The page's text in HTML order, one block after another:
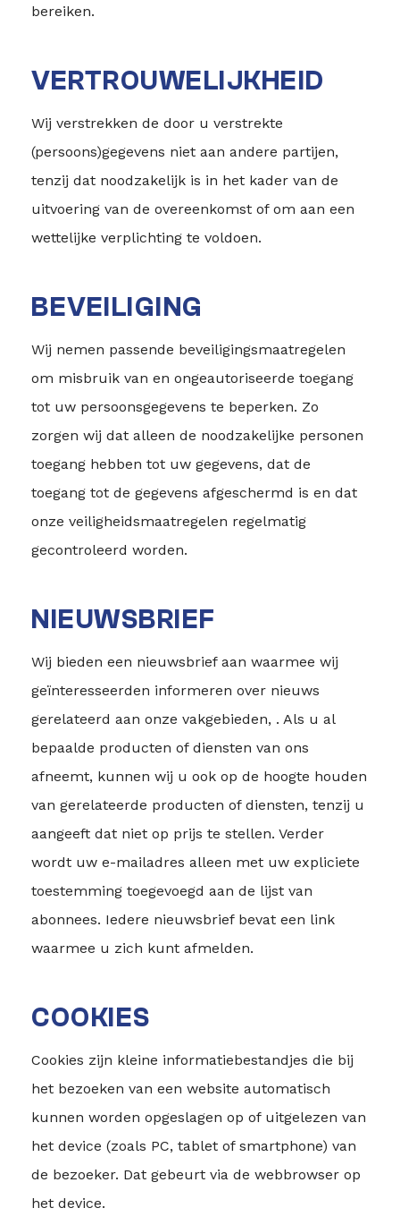
bereiken.
VERTROUWELIJKHEID
Wij verstrekken de door u verstrekte
(persoons)gegevens niet aan andere partijen,
tenzij dat noodzakelijk is in het kader van de
uitvoering van de overeenkomst of om aan een
wettelijke verplichting te voldoen.
BEVEILIGING
Wij nemen passende beveiligingsmaatregelen
om misbruik van en ongeautoriseerde toegang
tot uw persoonsgegevens te beperken. Zo
zorgen wij dat alleen de noodzakelijke personen
toegang hebben tot uw gegevens, dat de
toegang tot de gegevens afgeschermd is en dat
onze veiligheidsmaatregelen regelmatig
gecontroleerd worden.
NIEUWSBRIEF
Wij bieden een nieuwsbrief aan waarmee wij
geïnteresseerden informeren over nieuws
gerelateerd aan onze vakgebieden, . Als u al
bepaalde producten of diensten van ons
afneemt, kunnen wij u ook op de hoogte houden
van gerelateerde producten of diensten, tenzij u
aangeeft dat niet op prijs te stellen. Verder
wordt uw e-mailadres alleen met uw expliciete
toestemming toegevoegd aan de lijst van
abonnees. Iedere nieuwsbrief bevat een link
waarmee u zich kunt afmelden.
COOKIES
Cookies zijn kleine informatiebestandjes die bij
het bezoeken van een website automatisch
kunnen worden opgeslagen op of uitgelezen van
het device (zoals PC, tablet of smartphone) van
de bezoeker. Dat gebeurt via de webbrowser op
het device.